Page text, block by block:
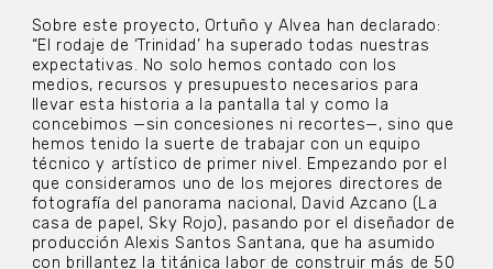
Sobre este proyecto, Ortuño y Alvea han declarado:
“El rodaje de ‘Trinidad’ ha superado todas nuestras
expectativas. No solo hemos contado con los
medios, recursos y presupuesto necesarios para
llevar esta historia a la pantalla tal y como la
concebimos —sin concesiones ni recortes—, sino que
hemos tenido la suerte de trabajar con un equipo
técnico y artístico de primer nivel. Empezando por el
que consideramos uno de los mejores directores de
fotografía del panorama nacional, David Azcano (La
casa de papel, Sky Rojo), pasando por el diseñador de
producción Alexis Santos Santana, que ha asumido
con brillantez la titánica labor de construir más de 50